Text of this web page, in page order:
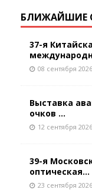
БЛИЖАЙШИЕ
37-я
08 сентября 2026
Выставка
очков ...
12 сентября 2026
39-я
оптическая...
23 сентября 2026